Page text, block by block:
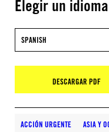
Elegir un
SPANISH
DESCARGAR PDF
ACCIÓN URGENTE ASIA Y